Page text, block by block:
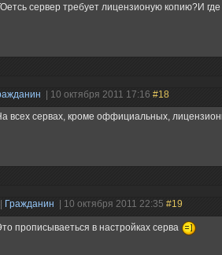
сервер требует лицензионую копию?И
| 10 октября 2011 17:16 #18
всех сервах, кроме оффициальных,
Гражданин | 10 октября 2011 22:35 #19
прописываеться в настройках серва